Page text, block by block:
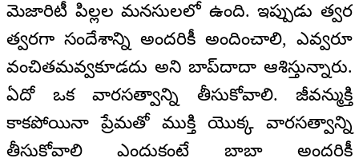
మెజారిటీ పిల్లల మనసులలో ఉంది. ఇప్పుడు త్వర
త్వరగా సందేశాన్ని అందరికీ అందించాలి, ఎవ్వరూ
వంచితమవ్వకూడదు అని బాప్‌దాదా ఆశిస్తున్నారు.
ఏదో ఒక వారసత్వాన్ని తీసుకోవాలి. జీవన్ముక్తి
కాకపోయినా ప్రేమతో ముక్తి యొక్క వారసత్వాన్ని
తీసుకోవాలి ఎందుకంటే బాబా అందరికీ